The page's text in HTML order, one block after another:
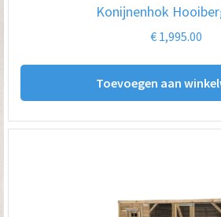
Konijnenhok
€ 1,995.00
Toevoegen aan